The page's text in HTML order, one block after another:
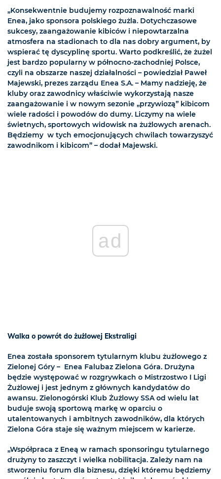
„Konsekwentnie budujemy rozpoznawalność marki
Enea, jako sponsora polskiego żużla. Dotychczasowe
sukcesy, zaangażowanie kibiców i niepowtarzalna
atmosfera na stadionach to dla nas dobry argument, by
wspierać tę dyscyplinę sportu. Warto podkreślić, że żużel
jest bardzo popularny w północno-zachodniej Polsce,
czyli na obszarze naszej działalności – powiedział Paweł
Majewski, prezes zarządu Enea S.A. – Mamy nadzieję, że
kluby oraz zawodnicy właściwie wykorzystają nasze
zaangażowanie i w nowym sezonie „przywiozą” kibicom
wiele radości i powodów do dumy. Liczymy na wiele
świetnych, sportowych widowisk na żużlowych arenach.
Będziemy w tych emocjonujących chwilach towarzyszyć
zawodnikom i kibicom” – dodał Majewski.
ad
Walka o powrót do żużlowej Ekstraligi
Enea została sponsorem tytularnym klubu żużlowego z
Zielonej Góry – Enea Falubaz Zielona Góra. Drużyna
będzie występować w rozgrywkach o Mistrzostwo I Ligi
Żużlowej i jest jednym z głównych kandydatów do
awansu. Zielonogórski Klub Żużlowy SSA od wielu lat
buduje swoją sportową markę w oparciu o
utalentowanych i ambitnych zawodników, dla których
Zielona Góra staje się ważnym miejscem w karierze.
„Współpraca z Eneą w ramach sponsoringu tytularnego
drużyny to zaszczyt i wielka nobilitacja. Zależy nam na
stworzeniu forum dla biznesu, dzięki któremu będziemy